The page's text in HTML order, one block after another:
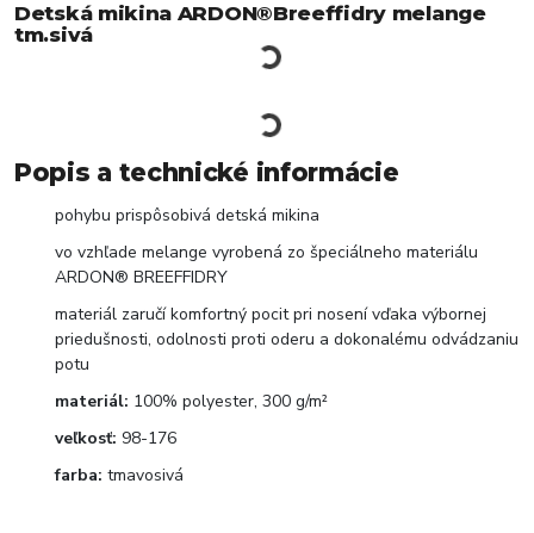
Detská mikina ARDON®Breeffidry melange
tm.sivá
Popis a technické informácie
pohybu prispôsobivá detská mikina
vo vzhľade melange vyrobená zo špeciálneho materiálu
ARDON® BREEFFIDRY
materiál zaručí komfortný pocit pri nosení vďaka výbornej
priedušnosti, odolnosti proti oderu a dokonalému odvádzaniu
potu
materiál: 100% polyester, 300 g/m²
veľkosť: 98-176
farba: tmavosivá